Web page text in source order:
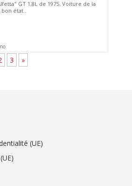
GT 1,8L de 1975. Voiture de la
état..
3 »
(UE)